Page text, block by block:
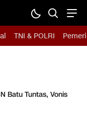
TNI & POLRI
Batu Tuntas, Vonis